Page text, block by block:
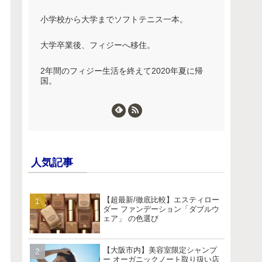
小学校から大学までソフトテニス一本。
大学卒業後、フィジーへ移住。
2年間のフィジー生活を終えて2020年夏に帰
国。
人気記事
【超最新/徹底比較】エスティロー
ダー ファンデーション「ダブルウ
ェア」 の色選び
【大阪市内】美容室限定シャンプ
ー オーガニックノート取り扱い店